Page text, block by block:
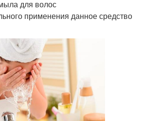
для волос
применения данное средство